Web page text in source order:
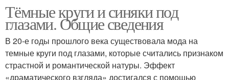
Тёмные круги и синяки под
глазами. Общие сведения
В 20-е годы прошлого века существовала мода на
темные круги под глазами, которые считались признаком
страстной и романтической натуры. Эффект
«драматического взгляда» достигался с помощью